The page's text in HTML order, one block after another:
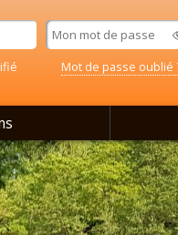
Mot de passe oublié